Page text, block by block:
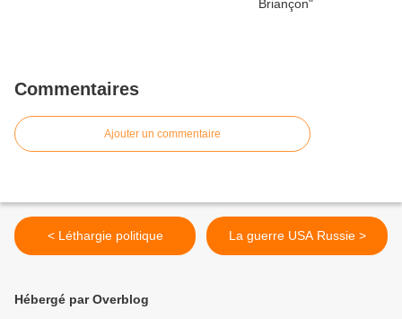
Commentaires
Ajouter un commentaire
< Léthargie politique La guerre USA Russie >
Hébergé par Overblog